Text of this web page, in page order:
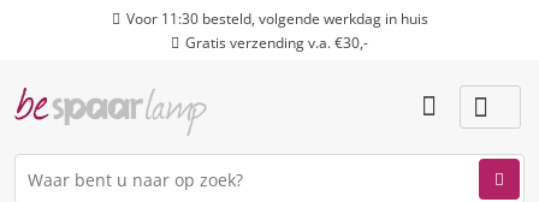
Voor 11:30 besteld, volgende werkdag in huis
Gratis verzending v.a. €30,-